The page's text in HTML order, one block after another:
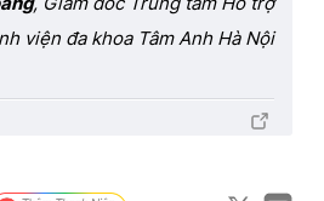
viện đa khoa Tâm Anh Hà Nội